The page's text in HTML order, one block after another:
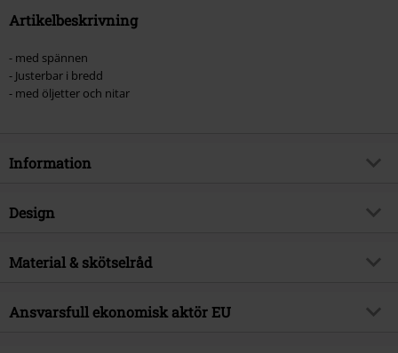
Artikelbeskrivning
- med spännen
- Justerbar i bredd
- med öljetter och nitar
Information
Artikelnummer
Brand
Releasedatum
22/02/2024
Design
Produkttyp
Material & skötselråd
Yttermaterial 100% polyuretan
Ansvarsfull ekonomisk aktör EU